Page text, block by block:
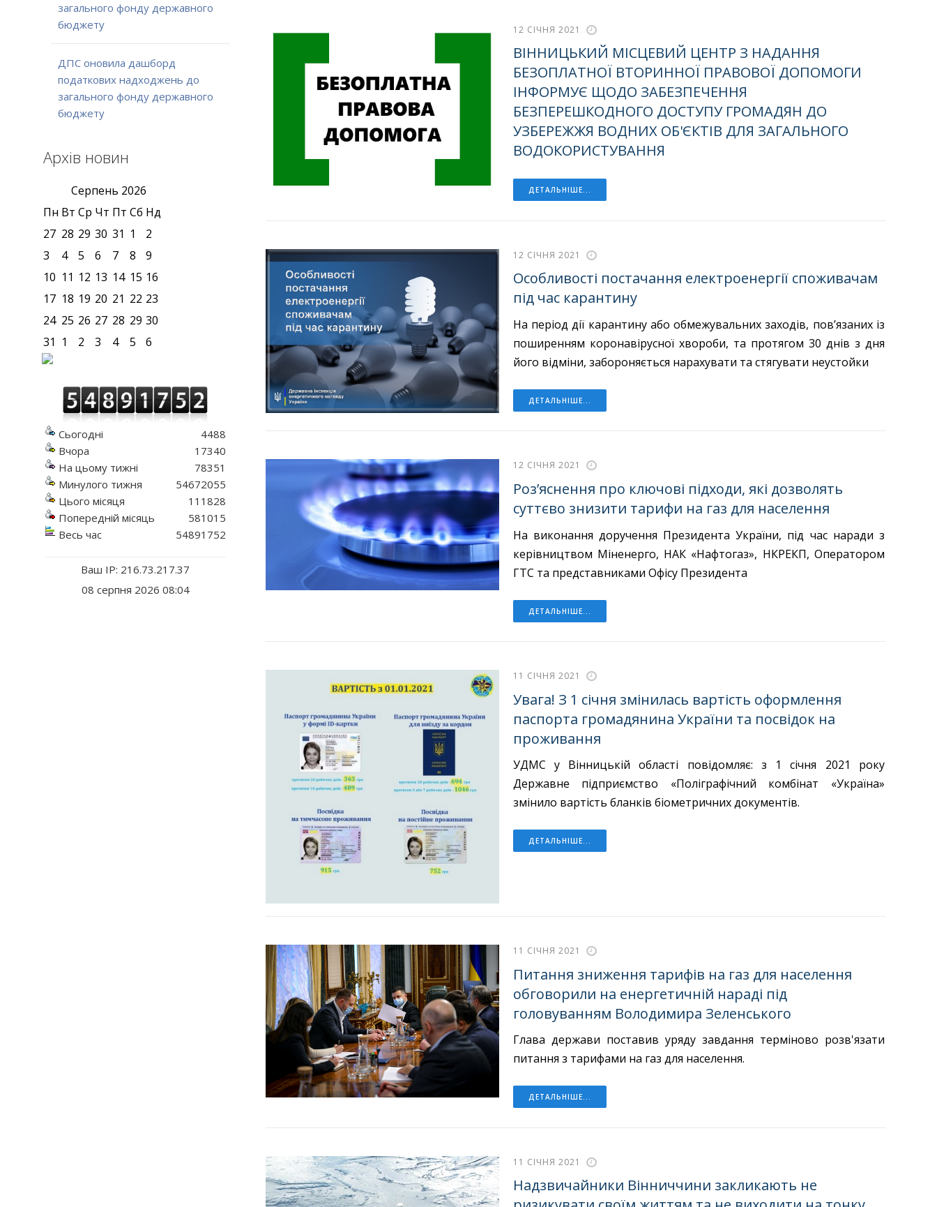
загального фонду державного
бюджету
ДПС оновила дашборд
податкових надходжень до
загального фонду державного
бюджету
Архів новин
Серпень 2026
Пн Вт Ср Чт Пт Сб Нд
27 28 29 30 31 1
2
3
4 5 6 7 8
9
10 11 12 13 14 15 16
17 18 19 20 21 22 23
24 25 26 27 28 29 30
31 1 2 3 4 5 6
Сьогодні
Вчора
На цьому тижні
Минулого тижня
Цього місяця
Попередній місяць
Весь час
4488
17340
78351
54672055
111828
581015
54891752
Ваш IP: 216.73.217.37
08 серпня 2026 08:04
12 СІЧНЯ 2021
ВІННИЦЬКИЙ МІСЦЕВИЙ ЦЕНТР З НАДАННЯ
БЕЗОПЛАТНОЇ ВТОРИННОЇ ПРАВОВОЇ ДОПОМОГИ
ІНФОРМУЄ ЩОДО ЗАБЕЗПЕЧЕННЯ
БЕЗПЕРЕШКОДНОГО ДОСТУПУ ГРОМАДЯН ДО
УЗБЕРЕЖЖЯ ВОДНИХ ОБ'ЄКТІВ ДЛЯ ЗАГАЛЬНОГО
ВОДОКОРИСТУВАННЯ
ДЕТАЛЬНІШЕ...
12 СІЧНЯ 2021
Особливості постачання електроенергії споживачам
під час карантину
На період дії карантину або обмежувальних заходів, пов’язаних із
поширенням коронавірусної хвороби, та протягом 30 днів з дня
його відміни, забороняється нарахувати та стягувати неустойки
ДЕТАЛЬНІШЕ...
12 СІЧНЯ 2021
Роз’яснення про ключові підходи, які дозволять
суттєво знизити тарифи на газ для населення
На виконання доручення Президента України, під час наради з
керівництвом Міненерго, НАК «Нафтогаз», НКРЕКП, Оператором
ГТС та представниками Офісу Президента
ДЕТАЛЬНІШЕ...
11 СІЧНЯ 2021
Увага! З 1 січня змінилась вартість оформлення
паспорта громадянина України та посвідок на
проживання
УДМС у Вінницькій області повідомляє: з 1 січня 2021 року
Державне підприємство «Поліграфічний комбінат «Україна»
змінило вартість бланків біометричних документів.
ДЕТАЛЬНІШЕ...
11 СІЧНЯ 2021
Питання зниження тарифів на газ для населення
обговорили на енергетичній нараді під
головуванням Володимира Зеленського
Глава держави поставив уряду завдання терміново розв'язати
питання з тарифами на газ для населення.
ДЕТАЛЬНІШЕ...
11 СІЧНЯ 2021
Надзвичайники Вінниччини закликають не